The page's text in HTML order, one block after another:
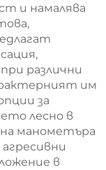
и намалява
различни
им
за
лесно в
манометъра
в